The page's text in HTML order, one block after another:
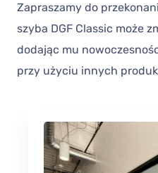
Zapraszamy do
szyba DGF Classic może
dodając mu
przy użyciu innych